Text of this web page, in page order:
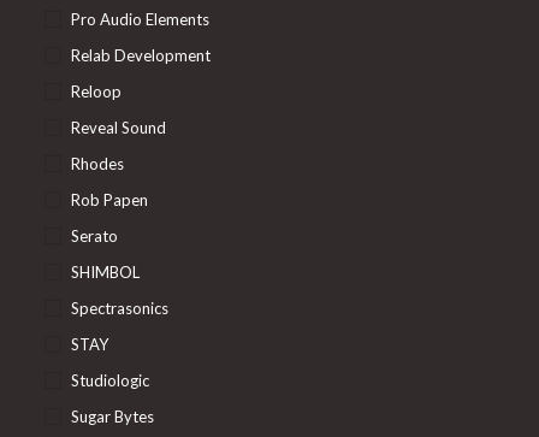
Pro Audio Elements
Relab Development
Reloop
Reveal Sound
Rhodes
Rob Papen
Serato
SHIMBOL
Spectrasonics
STAY
Studiologic
Sugar Bytes